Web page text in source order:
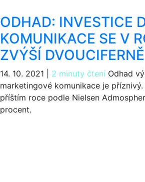
ODHAD: INVESTICE
KOMUNIKACE SE V
ZVÝŠÍ DVOUCIFERNĚ
14. 10. 2021 2 minuty čtení Odhad
marketingové komunikace je
příštím roce podle Nielsen
procent.